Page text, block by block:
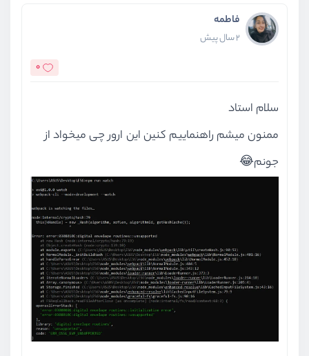
فاطمه
2 سال پیش
0
سلام استاد
ممنون میشم راهنماییم کنین این ارور چی میخواد از
جونم😂